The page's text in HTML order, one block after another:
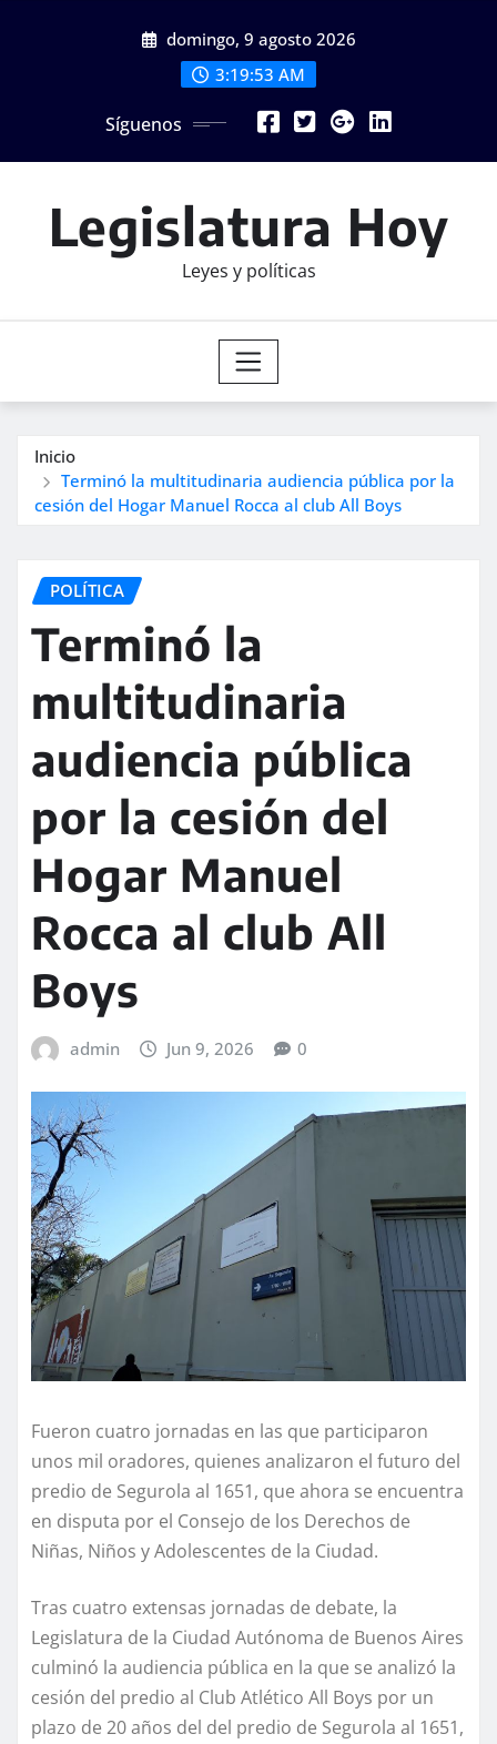
domingo, 9 agosto 2026
3:19:54 AM
Síguenos
Legislatura Hoy
Leyes y políticas
Inicio
Terminó la multitudinaria audiencia pública por la
cesión del Hogar Manuel Rocca al club All Boys
POLÍTICA
Terminó la
multitudinaria
audiencia pública
por la cesión del
Hogar Manuel
Rocca al club All
Boys
admin Jun 9, 2026 0
Fueron cuatro jornadas en las que participaron
unos mil oradores, quienes analizaron el futuro del
predio de Segurola al 1651, que ahora se encuentra
en disputa por el Consejo de los Derechos de
Niñas, Niños y Adolescentes de la Ciudad.
Tras cuatro extensas jornadas de debate, la
Legislatura de la Ciudad Autónoma de Buenos Aires
culminó la audiencia pública en la que se analizó la
cesión del predio al Club Atlético All Boys por un
plazo de 20 años del del predio de Segurola al 1651,